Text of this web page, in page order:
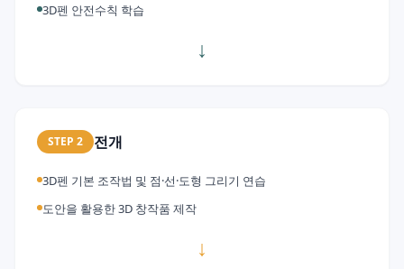
3D펜 안전수칙 학습
↓
STEP 2 전개
3D펜 기본 조작법 및 점·선·도형 그리기 연습
도안을 활용한 3D 창작품 제작
↓